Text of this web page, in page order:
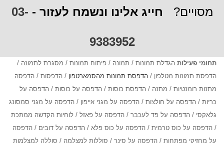
מסויים? חייג אלינו ונשמח לעזור - 03-
9383952
תחומי פעילות:הגדלת תמונות / תמונה / פיתוח תמונות / מסגרת לתמונה /
הדפסת תמונות מטלפון / הדפסת תמונות מהסמארטפון / הדפסות / הדפסה
מתנות רומנטיות / מתנה / הדפסת כוסות / הדפסה על כוסות / הדפסה על
כריות / הדפסה על חולצות / הדפסה על מגני אייפון / הדפסה על מגני סמסונג
גלאקסי / הדפסה על פד לעכבר / הדפסה על פאזל / לוחיות הקדשה ממתכת
/ הדפסה על כוס טרמית / הדפסה על כוס פלא / הדפסה על דובים / הדפסה
על מחזיקי מפתחות / הדפסה על סינר / סוללות למצלמה / סוללה למצלמות